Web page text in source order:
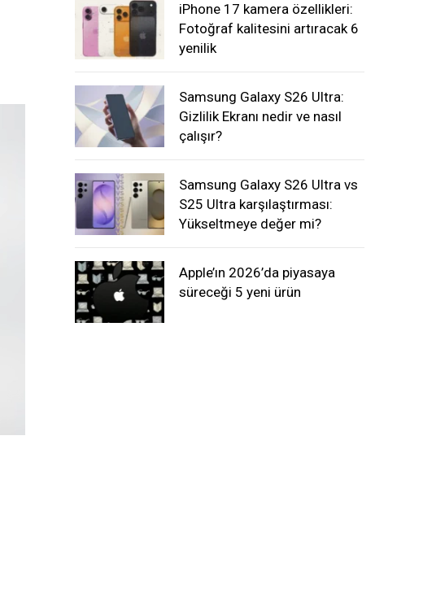
iPhone 17 kamera özellikleri:
Fotoğraf kalitesini artıracak 6
yenilik
Samsung Galaxy S26 Ultra:
Gizlilik Ekranı nedir ve nasıl
çalışır?
Samsung Galaxy S26 Ultra vs
S25 Ultra karşılaştırması:
Yükseltmeye değer mi?
Apple’ın 2026’da piyasaya
süreceği 5 yeni ürün